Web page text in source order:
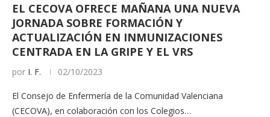
EL CECOVA OFRECE MAÑANA UNA NUEVA
JORNADA SOBRE FORMACIÓN Y
ACTUALIZACIÓN EN INMUNIZACIONES
CENTRADA EN LA GRIPE Y EL VRS
por I. F. 02/10/2023
El Consejo de Enfermería de la Comunidad Valenciana
(CECOVA), en colaboración con los Colegios…